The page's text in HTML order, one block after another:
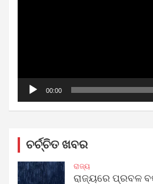
00:00
ଚର୍ଚ୍ଚିତ ଖବର
ରାଜ୍ୟ
ରାଜ୍ୟରେ ପ୍ରବଳ